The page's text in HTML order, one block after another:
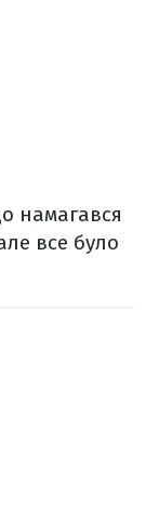
намагався
все було